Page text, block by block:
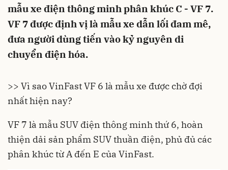
mẫu xe điện thông minh phân khúc C - VF 7.
VF 7 được định vị là mẫu xe dẫn lối đam mê,
đưa người dùng tiến vào kỷ nguyên di
chuyển điện hóa.
>> Vì sao VinFast VF 6 là mẫu xe được chờ đợi
nhất hiện nay?
VF 7 là mẫu SUV điện thông minh thứ 6, hoàn
thiện dải sản phẩm SUV thuần điện, phủ đủ các
phân khúc từ A đến E của VinFast.
Hủy